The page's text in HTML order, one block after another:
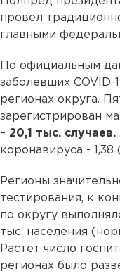
провел
главными
По официальным
заболевших
регионах округа.
зарегистрирован
– 20,1 тыс. случаев.
коронавируса - 1,38
Регионы
тестирования, к
по округу
тыс. населения
Растет число
регионах было